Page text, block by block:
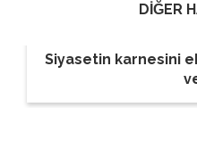
DİĞER
Siyasetin karnesini